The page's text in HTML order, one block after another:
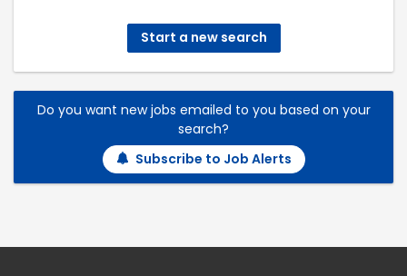
Start a new search
Do you want new jobs emailed to you based on your
search?
Subscribe to Job Alerts